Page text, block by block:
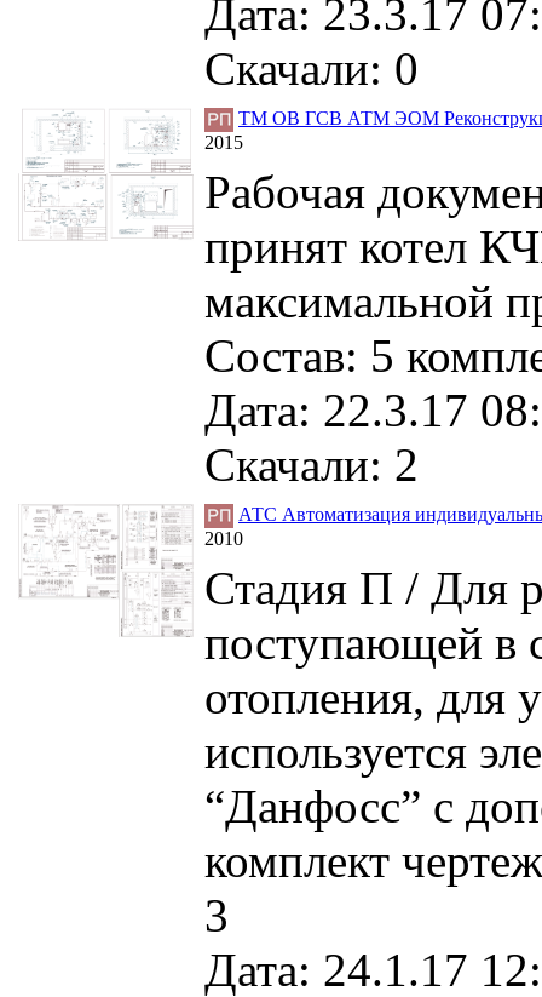
Дата: 23.3.17
Скачали: 0
ТМ ОВ ГСВ АТМ ЭОМ
2015
Рабочая
принят котел
максимальной
Состав: 5
Дата: 22.3.17
Скачали: 2
АТС Автоматизация
2010
Стадия П / Для
поступающей в
отопления, для
используется
“Данфосс” с
комплект
3
Дата: 24.1.17